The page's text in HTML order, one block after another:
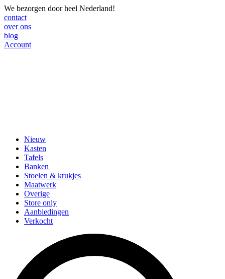
We bezorgen door heel Nederland!
contact
over ons
blog
Account
Nieuw
Kasten
Tafels
Banken
Stoelen & krukjes
Maatwerk
Overige
Store only
Aanbiedingen
Verkocht